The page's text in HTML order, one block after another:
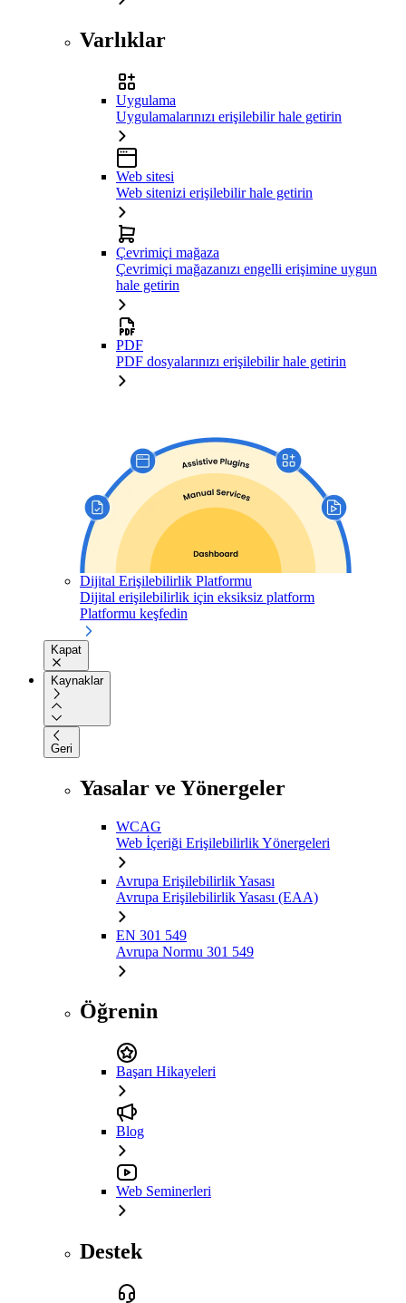
Varlıklar
Uygulama
Uygulamalarınızı erişilebilir hale getirin
Web sitesi
Web sitenizi erişilebilir hale getirin
Çevrimiçi mağaza
Çevrimiçi mağazanızı engelli erişimine uygun
hale getirin
PDF
PDF dosyalarınızı erişilebilir hale getirin
Dijital Erişilebilirlik Platformu
Dijital erişilebilirlik için eksiksiz platform
Platformu keşfedin
Kapat
Kaynaklar
Geri
Yasalar ve Yönergeler
WCAG
Web İçeriği Erişilebilirlik Yönergeleri
Avrupa Erişilebilirlik Yasası
Avrupa Erişilebilirlik Yasası (EAA)
EN 301 549
Avrupa Normu 301 549
Öğrenin
Başarı Hikayeleri
Blog
Web Seminerleri
Destek